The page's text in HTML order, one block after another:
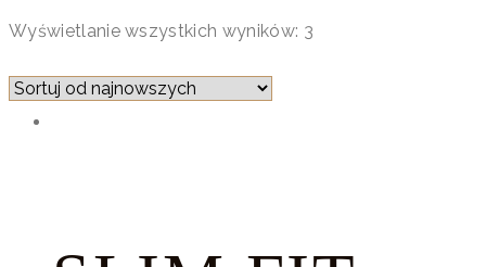
Wyświetlanie wszystkich wyników: 3